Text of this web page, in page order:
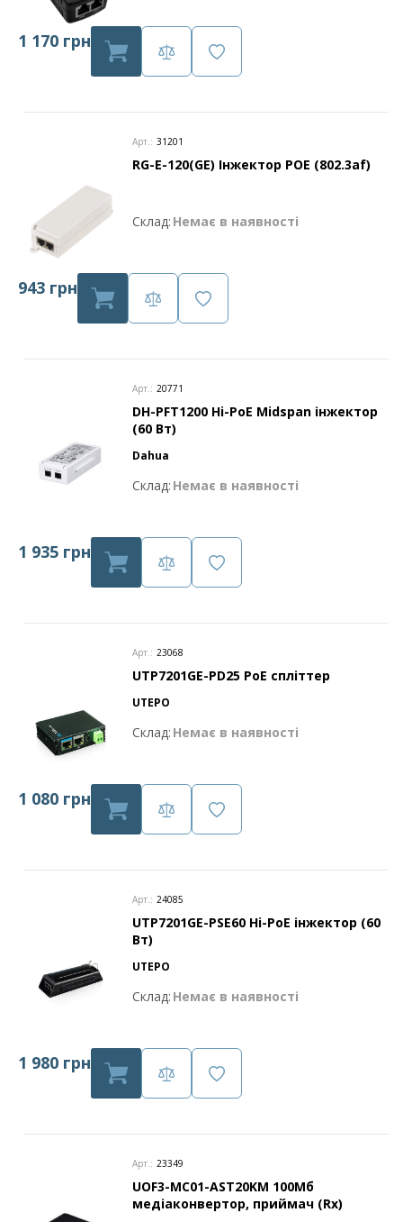
1 170 грн
Арт.: 31201
RG-E-120(GE) Інжектор POE (802.3af)
Склад: Немає в наявності
943 грн
Арт.: 20771
DH-PFT1200 Hi-PoE Midspan інжектор
(60 Вт)
Dahua
Склад: Немає в наявності
1 935 грн
Арт.: 23068
UTP7201GE-PD25 PoE спліттер
UTEPO
Склад: Немає в наявності
1 080 грн
Арт.: 24085
UTP7201GE-PSE60 Hi-PoE інжектор (60
Вт)
UTEPO
Склад: Немає в наявності
1 980 грн
Арт.: 23349
UOF3-MC01-AST20KM 100Мб
медіаконвертор, приймач (Rx)